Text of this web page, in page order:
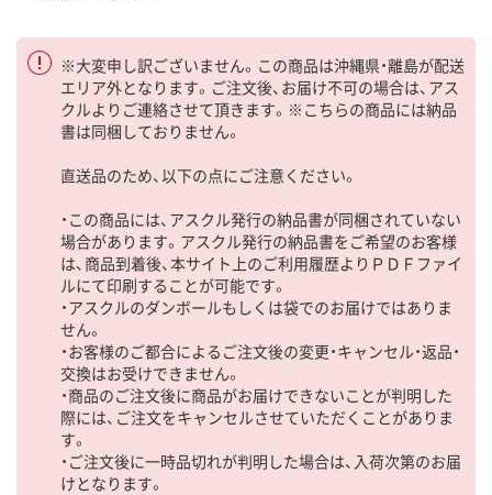
※大変申し訳ございません。この商品は沖縄県・離島が配送
エリア外となります。ご注文後、お届け不可の場合は、アス
クルよりご連絡させて頂きます。※こちらの商品には納品
書は同梱しておりません。
直送品のため、以下の点にご注意ください。
・この商品には、アスクル発行の納品書が同梱されていない
場合があります。アスクル発行の納品書をご希望のお客様
は、商品到着後、本サイト上のご利用履歴よりＰＤＦファイ
ルにて印刷することが可能です。
・アスクルのダンボールもしくは袋でのお届けではありま
せん。
・お客様のご都合によるご注文後の変更・キャンセル・返品・
交換はお受けできません。
・商品のご注文後に商品がお届けできないことが判明した
際には、ご注文をキャンセルさせていただくことがありま
す。
・ご注文後に一時品切れが判明した場合は、入荷次第のお届
けとなります。